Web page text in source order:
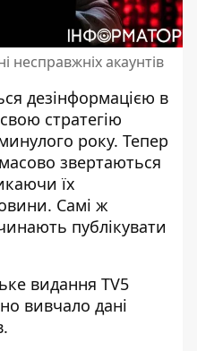
несправжніх акаунтів
дезінформацією в
стратегію
року. Тепер
звертаються
їх
Самі ж
публікувати
видання TV5
вивчало дані
.